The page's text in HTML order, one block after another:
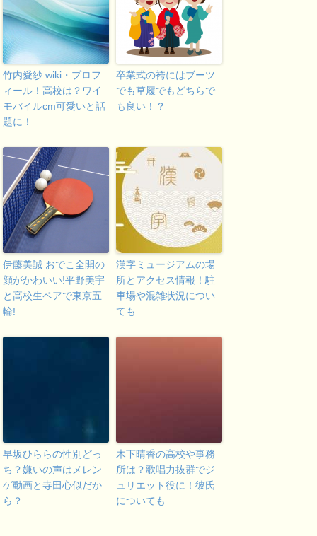
竹内愛紗 wiki・プロフ
ィール！高校は？ワイ
モバイルcm可愛いと話
題に！
卒業式の袴にはブーツ
でも草履でもどちらで
も良い！？
伊藤美誠 おでこ全開の
顔がかわいい!平野美宇
と高校生ペアで東京五
輪!
漢字ミュージアムの場
所とアクセス情報！駐
車場や混雑状況につい
ても
早坂ひららの性別どっ
ち？嫌いの声はメレン
ゲ動画と寺田心似だか
ら？
木下晴香の高校や事務
所は？歌唱力抜群でジ
ュリエット役に！彼氏
についても